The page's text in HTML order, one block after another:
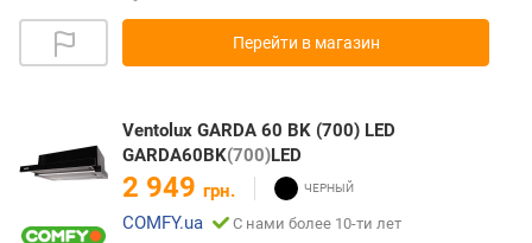
Перейти в магазин
Ventolux GARDA 60 BK (700) LED
GARDA60BK(700)LED
2 949 грн.
COMFY.ua
С нами более 10-ти лет